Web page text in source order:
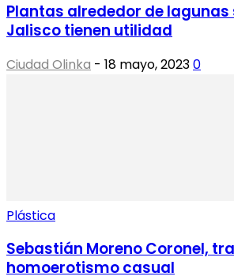
Plantas alrededor de lagunas
Jalisco tienen utilidad
Ciudad Olinka - 18 mayo, 20230
Plástica
Sebastián Moreno Coronel,
homoerotismo casual